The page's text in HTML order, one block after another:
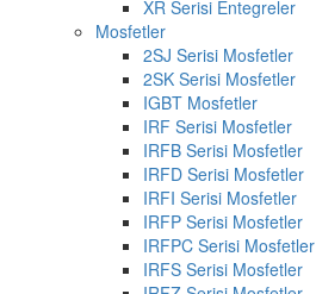
XR Serisi Entegreler
Mosfetler
2SJ Serisi Mosfetler
2SK Serisi Mosfetler
IGBT Mosfetler
IRF Serisi Mosfetler
IRFB Serisi Mosfetler
IRFD Serisi Mosfetler
IRFI Serisi Mosfetler
IRFP Serisi Mosfetler
IRFPC Serisi Mosfetler
IRFS Serisi Mosfetler